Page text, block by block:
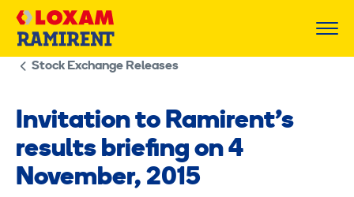
Skip
Stock Exchange Releases
Invitation to Ramirent’s
results briefing on 4
November, 2015